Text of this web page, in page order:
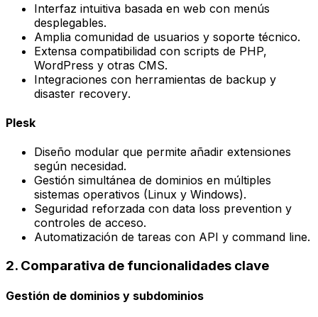
Interfaz intuitiva basada en web con menús
desplegables.
Amplia comunidad de usuarios y soporte técnico.
Extensa compatibilidad con scripts de PHP,
WordPress y otras CMS.
Integraciones con herramientas de backup y
disaster recovery.
Plesk
Diseño modular que permite añadir extensiones
según necesidad.
Gestión simultánea de dominios en múltiples
sistemas operativos (Linux y Windows).
Seguridad reforzada con data loss prevention y
controles de acceso.
Automatización de tareas con API y command line.
2. Comparativa de funcionalidades clave
Gestión de dominios y subdominios